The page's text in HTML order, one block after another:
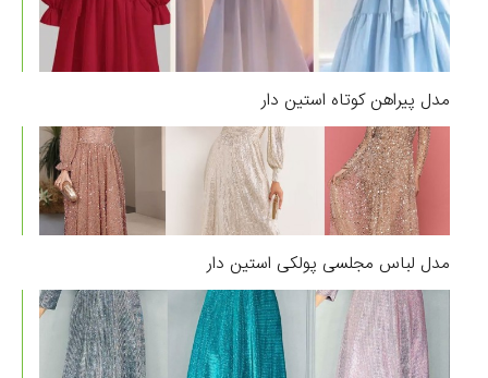
مدل پیراهن کوتاه استین دار
مدل لباس مجلسی پولکی استین دار